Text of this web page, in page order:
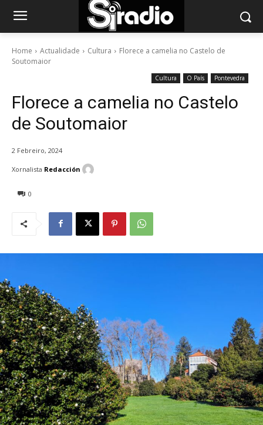
Home Actualidade Cultura
Florece a camelia no Castelo de
Soutomaior
Cultura O País Pontevedra
Florece a camelia no Castelo
de Soutomaior
2 Febreiro, 2024
0
Xornalista Redacción